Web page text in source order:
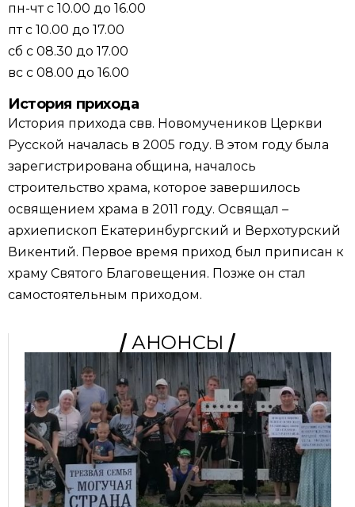
пн-чт с 10.00 до 16.00
пт с 10.00 до 17.00
сб с 08.30 до 17.00
вс с 08.00 до 16.00
История прихода
История прихода свв. Новомучеников Церкви
Русской началась в 2005 году. В этом году была
зарегистрирована община, началось
строительство храма, которое завершилось
освящением храма в 2011 году. Освящал –
архиепископ Екатеринбургский и Верхотурский
Викентий. Первое время приход был приписан к
храму Святого Благовещения. Позже он стал
самостоятельным приходом.
АНОНСЫ